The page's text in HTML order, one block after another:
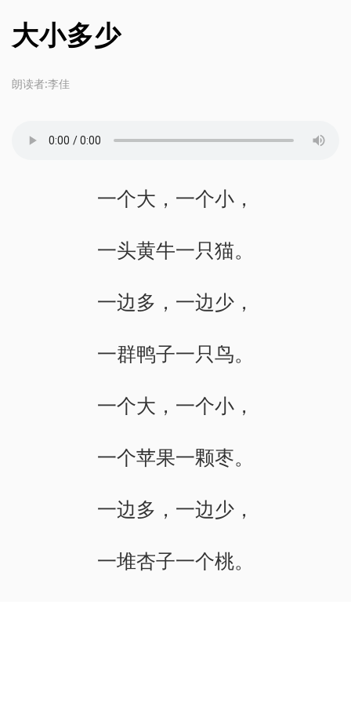
大小多少
朗读者:李佳
一个大，一个小，
一头黄牛一只猫。
一边多，一边少，
一群鸭子一只鸟。
一个大，一个小，
一个苹果一颗枣。
一边多，一边少，
一堆杏子一个桃。